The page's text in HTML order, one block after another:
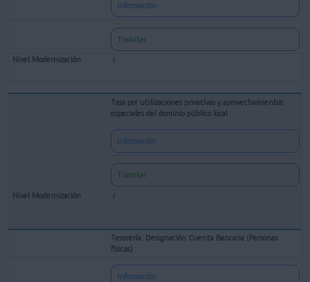
Información
Tramitar
Tasa por utilizaciones privativas y aprovechamientos
especiales del dominio público local
Información
Tramitar
Tesorería: Designación Cuenta Bancaria (Personas
físicas)
Información